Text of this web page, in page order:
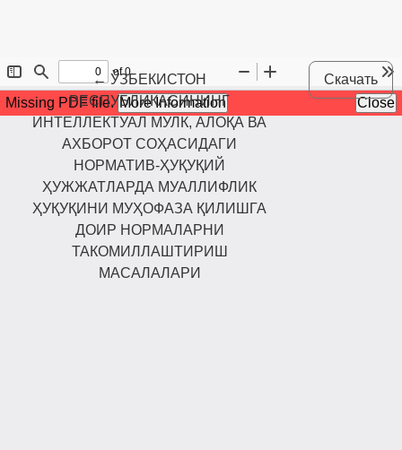
←Maqola tafsilotlariga qaytish
ЎЗБЕКИСТОН
РЕСПУБЛИКАСИНИНГ
ИНТЕЛЛЕКТУАЛ МУЛК, АЛОҚА ВА
АХБОРОТ СОҲАСИДАГИ
НОРМАТИВ-ҲУҚУҚИЙ
ҲУЖЖАТЛАРДА МУАЛЛИФЛИК
ҲУҚУҚИНИ МУҲОФАЗА ҚИЛИШГА
ДОИР НОРМАЛАРНИ
ТАКОМИЛЛАШТИРИШ
МАСАЛАЛАРИ
Скачать